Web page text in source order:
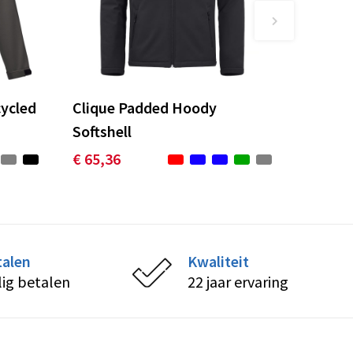
Clique Padded Hoody
Softshell
€ 65,36
betalen
Kwaliteit
22 jaar ervaring